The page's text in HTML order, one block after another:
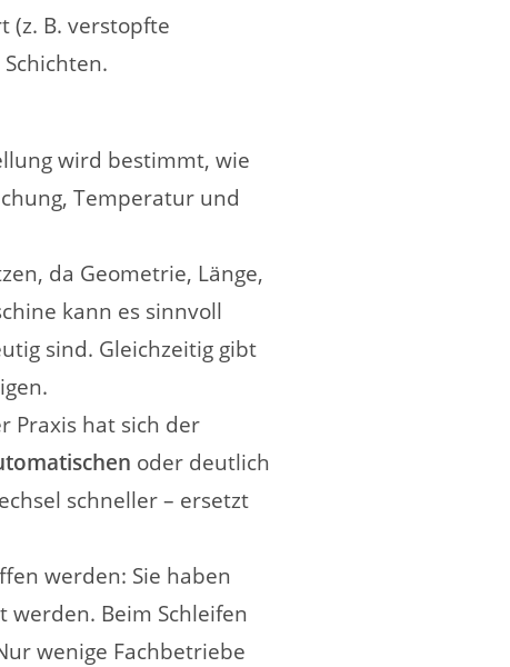
(z. B. verstopfte
wird bestimmt, wie
Temperatur und
da Geometrie, Länge,
kann es sinnvoll
sind. Gleichzeitig gibt
Praxis hat sich der
oder deutlich
schneller – ersetzt
werden: Sie haben
Beim Schleifen
wenige Fachbetriebe